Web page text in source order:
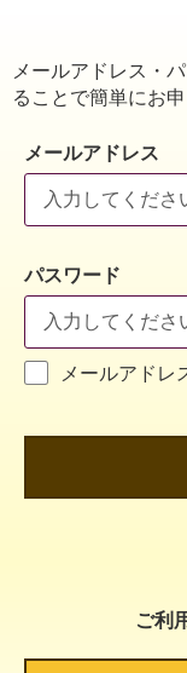
メールアドレス・
ることで簡単にお
メールアドレス
パスワード
メールアドレ
ご利